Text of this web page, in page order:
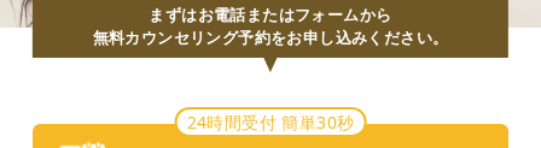
まずはお電話またはフォームから
無料カウンセリング予約をお申し込みください。
24時間受付 簡単30秒